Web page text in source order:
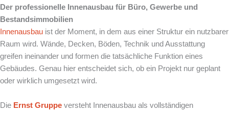
Der professionelle Innenausbau für Büro, Gewerbe und
Bestandsimmobilien
Innenausbau ist der Moment, in dem aus einer Struktur ein nutzbarer
Raum wird. Wände, Decken, Böden, Technik und Ausstattung
greifen ineinander und formen die tatsächliche Funktion eines
Gebäudes. Genau hier entscheidet sich, ob ein Projekt nur geplant
oder wirklich umgesetzt wird.
Die Ernst Gruppe versteht Innenausbau als vollständigen